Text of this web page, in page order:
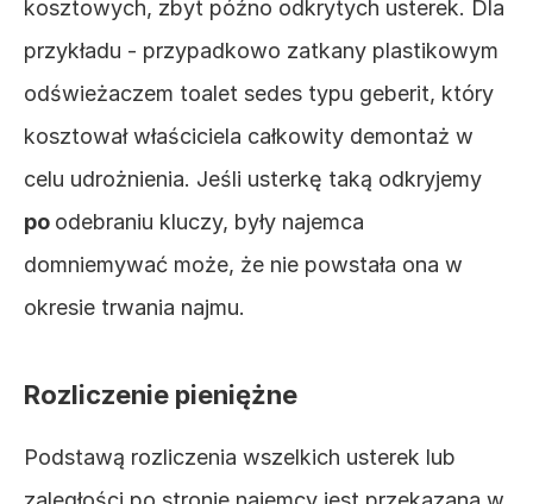
kosztowych, zbyt późno odkrytych usterek. Dla
przykładu - przypadkowo zatkany plastikowym
odświeżaczem toalet sedes typu geberit, który
kosztował właściciela całkowity demontaż w
po odebraniu kluczy, były najemca
domniemywać może, że nie powstała ona w
okresie trwania najmu.
Rozliczenie pieniężne
Podstawą rozliczenia wszelkich usterek lub